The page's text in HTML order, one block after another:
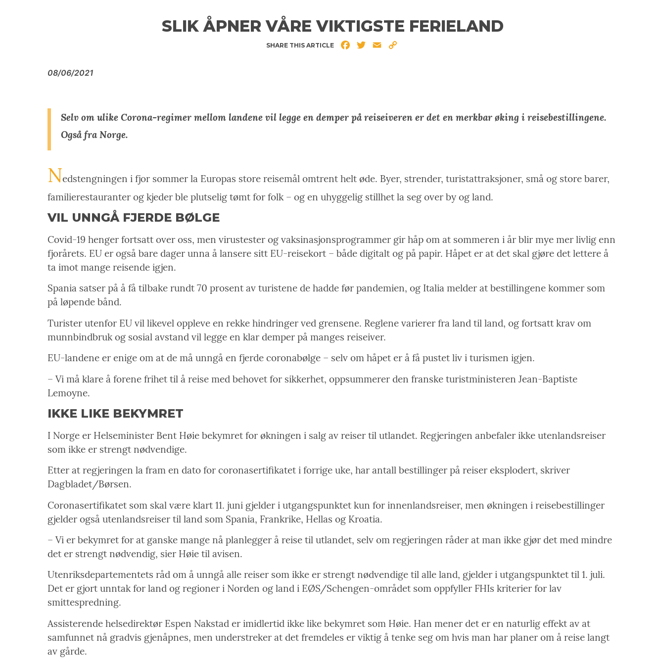
SLIK ÅPNER VÅRE VIKTIGSTE FERIELAND
SHARE THIS ARTICLE FacebookTwitterEmail
08/06/2021
Selv om ulike Corona-regimer mellom landene vil legge en demper på reiseiveren er det en merkbar øking i reisebestillingene.
Også fra Norge.
Nedstengningen i fjor sommer la Europas store reisemål omtrent helt øde. Byer, strender, turistattraksjoner, små og store barer,
familierestauranter og kjeder ble plutselig tømt for folk – og en uhyggelig stillhet la seg over by og land.
VIL UNNGÅ FJERDE BØLGE
Covid-19 henger fortsatt over oss, men virustester og vaksinasjonsprogrammer gir håp om at sommeren i år blir mye mer livlig enn
fjorårets. EU er også bare dager unna å lansere sitt EU-reisekort – både digitalt og på papir. Håpet er at det skal gjøre det lettere å
ta imot mange reisende igjen.
Spania satser på å få tilbake rundt 70 prosent av turistene de hadde før pandemien, og Italia melder at bestillingene kommer som
på løpende bånd.
Turister utenfor EU vil likevel oppleve en rekke hindringer ved grensene. Reglene varierer fra land til land, og fortsatt krav om
munnbindbruk og sosial avstand vil legge en klar demper på manges reiseiver.
EU-landene er enige om at de må unngå en fjerde coronabølge – selv om håpet er å få pustet liv i turismen igjen.
– Vi må klare å forene frihet til å reise med behovet for sikkerhet, oppsummerer den franske turistministeren Jean-Baptiste
Lemoyne.
IKKE LIKE BEKYMRET
I Norge er Helseminister Bent Høie bekymret for økningen i salg av reiser til utlandet. Regjeringen anbefaler ikke utenlandsreiser
som ikke er strengt nødvendige.
Etter at regjeringen la fram en dato for coronasertifikatet i forrige uke, har antall bestillinger på reiser eksplodert, skriver
Dagbladet/Børsen.
Coronasertifikatet som skal være klart 11. juni gjelder i utgangspunktet kun for innenlandsreiser, men økningen i reisebestillinger
gjelder også utenlandsreiser til land som Spania, Frankrike, Hellas og Kroatia.
– Vi er bekymret for at ganske mange nå planlegger å reise til utlandet, selv om regjeringen råder at man ikke gjør det med mindre
det er strengt nødvendig, sier Høie til avisen.
Utenriksdepartementets råd om å unngå alle reiser som ikke er strengt nødvendige til alle land, gjelder i utgangspunktet til 1. juli.
Det er gjort unntak for land og regioner i Norden og land i EØS/Schengen-området som oppfyller FHIs kriterier for lav
smittespredning.
Assisterende helsedirektør Espen Nakstad er imidlertid ikke like bekymret som Høie. Han mener det er en naturlig effekt av at
samfunnet nå gradvis gjenåpnes, men understreker at det fremdeles er viktig å tenke seg om hvis man har planer om å reise langt
av gårde.